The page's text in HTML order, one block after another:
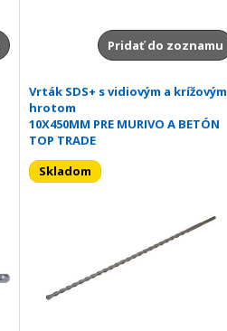
Pridať do zoznamu
Vrták SDS+ s vidiovým a krížovým
hrotom
10X450MM PRE MURIVO A BETÓN
TOP TRADE
Skladom